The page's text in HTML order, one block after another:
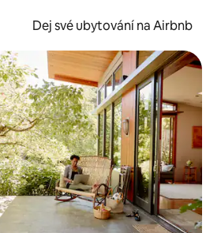
Dej své ubytování na Airbnb